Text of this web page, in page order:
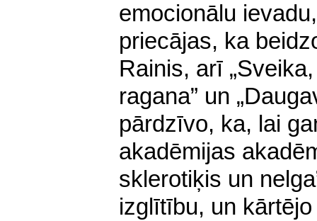
emocionālu
priecājas, ka
Rainis, arī
ragana” un
pārdzīvo, ka, lai
akadēmijas
sklerotiķis un
izglītību, un